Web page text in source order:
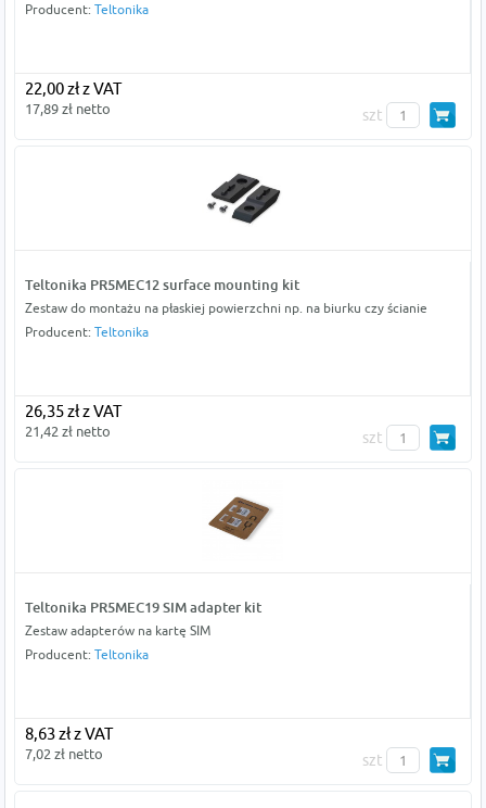
Producent: Teltonika
22,00 zł z VAT
17,89 zł netto szt
Teltonika PR5MEC12 surface mounting kit
Zestaw do montażu na płaskiej powierzchni np. na biurku czy ścianie
Producent: Teltonika
26,35 zł z VAT
21,42 zł netto szt
Teltonika PR5MEC19 SIM adapter kit
Zestaw adapterów na kartę SIM
Producent: Teltonika
8,63 zł z VAT
7,02 zł netto szt